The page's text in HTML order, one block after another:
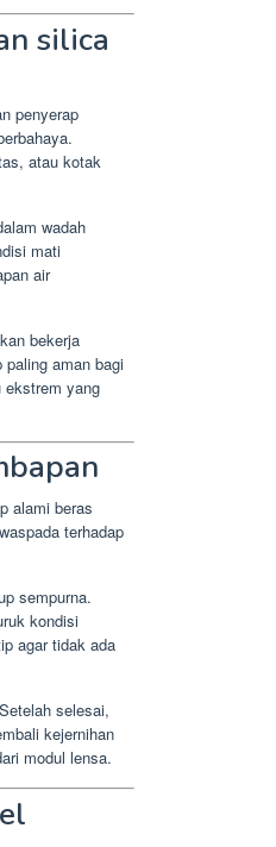
silica
penyerap
atau kotak
wadah
mati
air
bekerja
paling aman bagi
ekstrem yang
alami beras
terhadap
sempurna.
kondisi
agar tidak ada
selesai,
kejernihan
modul lensa.